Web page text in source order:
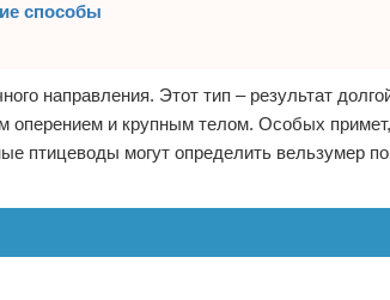
способы
направления. Этот тип – результат
оперением и крупным телом. Особых
птицеводы могут определить вельзумер